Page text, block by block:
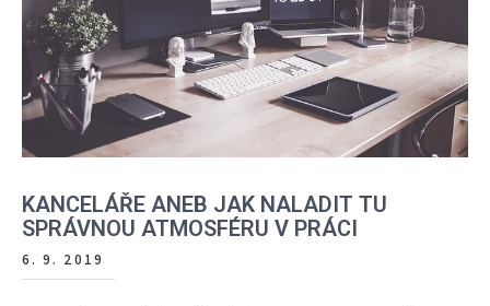
KANCELÁŘE ANEB JAK NALADIT TU
SPRÁVNOU ATMOSFÉRU V PRÁCI
6. 9. 2019